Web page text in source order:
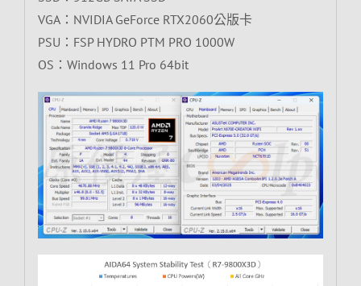
VGA：NVIDIA GeForce RTX2060公版卡
PSU：FSP HYDRO PTM PRO 1000W
OS：Windows 11 Pro 64bit